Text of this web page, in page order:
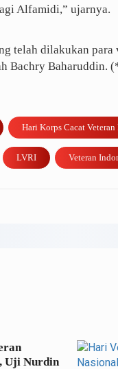
Alfamidi,” ujarnya.
telah dilakukan
Bachry Baharuddin.
Hari Korps Cacat
LVRI Veteran
Uji Nurdin